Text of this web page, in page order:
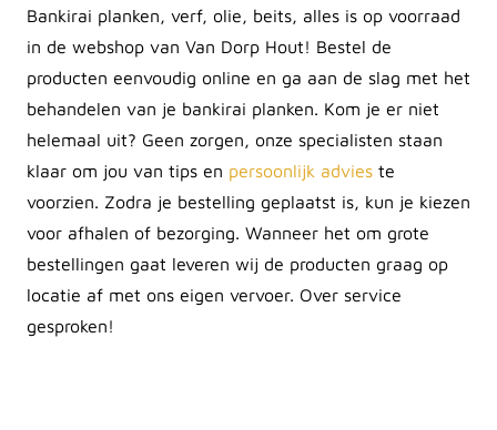
Bankirai planken, verf, olie, beits, alles is op voorraad
in de webshop van Van Dorp Hout! Bestel de
producten eenvoudig online en ga aan de slag met het
behandelen van je bankirai planken. Kom je er niet
helemaal uit? Geen zorgen, onze specialisten staan
klaar om jou van tips en persoonlijk advies te
voorzien. Zodra je bestelling geplaatst is, kun je kiezen
voor afhalen of bezorging. Wanneer het om grote
bestellingen gaat leveren wij de producten graag op
locatie af met ons eigen vervoer. Over service
gesproken!